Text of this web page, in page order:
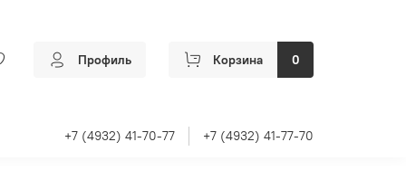
Профиль Корзина 0
+7 (4932) 41-70-77 +7 (4932) 41-77-70